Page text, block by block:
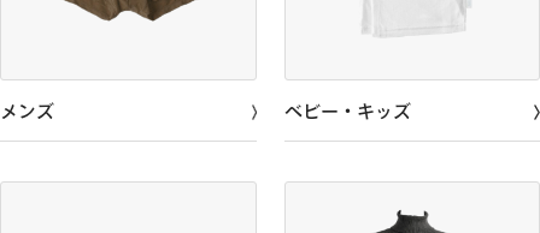
メンズ ベビー・キッズ